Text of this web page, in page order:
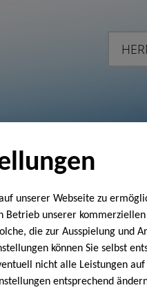
unserer Webseite zu
Betrieb unserer
die zur Ausspielung und
können Sie selbst
nicht alle Leistungen
entsprechend